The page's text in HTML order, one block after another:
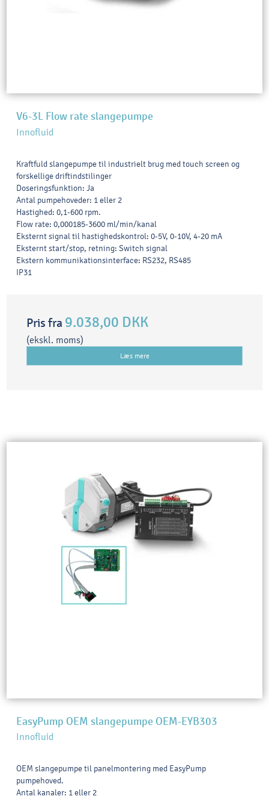
V6-3L Flow rate slangepumpe
Innofluid
Kraftfuld slangepumpe til industrielt brug med touch screen og
forskellige driftindstilinger
Doseringsfunktion: Ja
Antal pumpehoveder: 1 eller 2
Hastighed: 0,1-600 rpm.
Flow rate: 0,000185-3600 ml/min/kanal
Eksternt signal til hastighedskontrol: 0-5V, 0-10V, 4-20 mA
Eksternt start/stop, retning: Switch signal
Ekstern kommunikationsinterface: RS232, RS485
IP31
Pris fra 9.038,00 DKK
(ekskl. moms)
Læs mere
EasyPump OEM slangepumpe OEM-EYB303
Innofluid
OEM slangepumpe til panelmontering med EasyPump
pumpehoved.
Antal kanaler: 1 eller 2